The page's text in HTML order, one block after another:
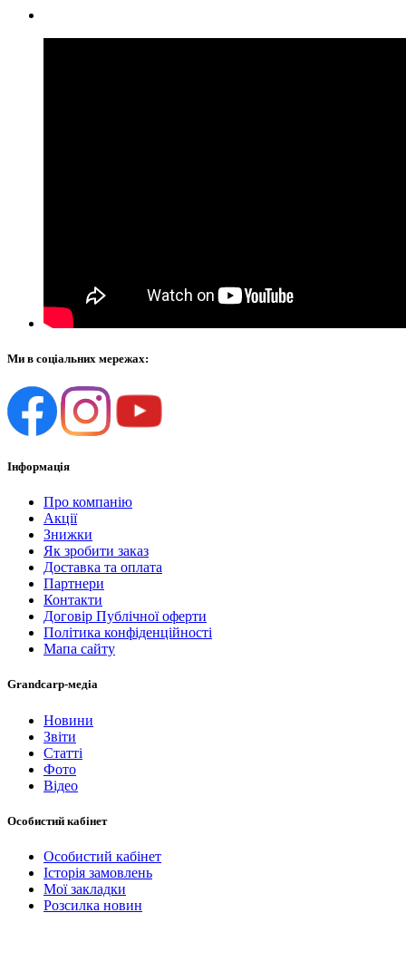
Ми в соціальних мережах:
Інформація
Про компанію
Акції
Знижки
Як зробити заказ
Доставка та оплата
Партнери
Контакти
Договір Публічної оферти
Політика конфіденційності
Мапа сайту
Grandcarp-медіа
Новини
Звіти
Статті
Фото
Відео
Особистий кабінет
Особистий кабінет
Історія замовлень
Мої закладки
Розсилка новин